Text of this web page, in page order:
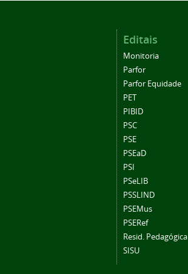
Editais
Monitoria
Parfor
Parfor Equidade
PET
PIBID
PSC
PSE
PSEaD
PSI
PSeLIB
PSSLIND
PSEMus
PSERef
Resid. Pedagógica
SISU